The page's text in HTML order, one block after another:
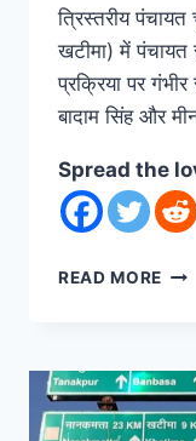
त्रिस्तरीय
खटीमा) में
प्रक्रिया पर
बादाम सिंह और
Spread the
READ MORE